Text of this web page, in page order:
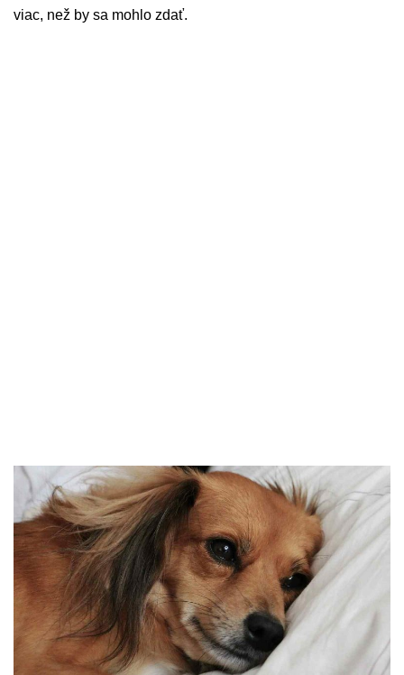
viac, než by sa mohlo zdať.